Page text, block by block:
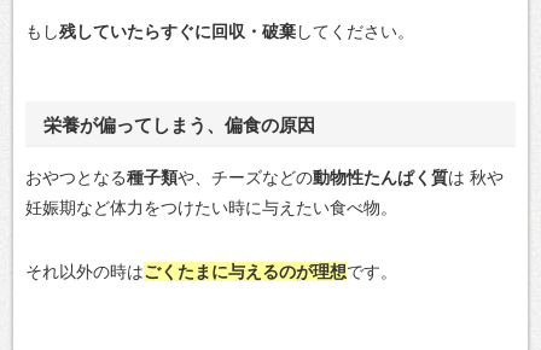
もし残していたらすぐに回収・破棄してください。
栄養が偏ってしまう、偏食の原因
おやつとなる種子類や、チーズなどの動物性たんぱく質は 秋や
妊娠期など体力をつけたい時に与えたい食べ物。
それ以外の時はごくたまに与えるのが理想です。